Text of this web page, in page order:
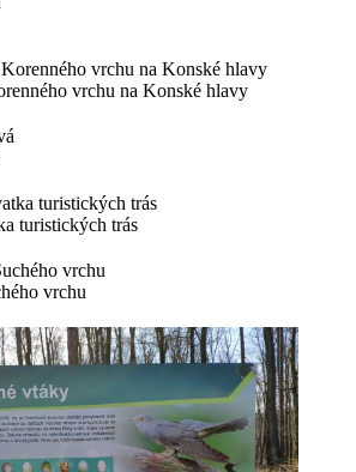
vrchu na Konské hlavy
turistických trás
vrchu